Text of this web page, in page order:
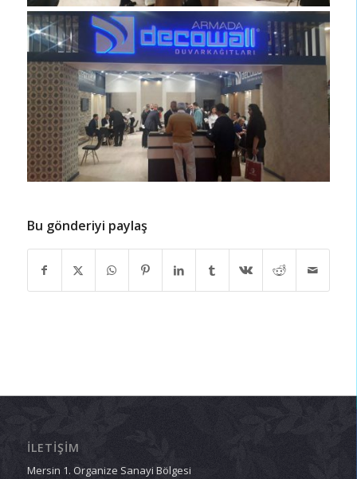
Bu gönderiyi paylaş
İLETİŞİM
Mersin 1. Organize Sanayi Bölgesi